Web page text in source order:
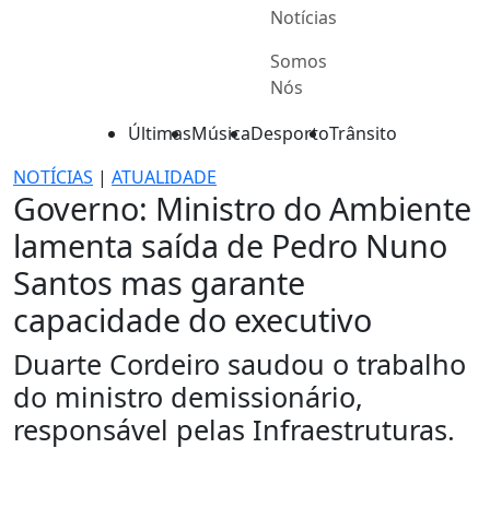
Notícias
Somos
Nós
ÚltimasMúsicaDesportoTrânsito
NOTÍCIAS | ATUALIDADE
Governo: Ministro do Ambiente
lamenta saída de Pedro Nuno
Santos mas garante
capacidade do executivo
Duarte Cordeiro saudou o trabalho
do ministro demissionário,
responsável pelas Infraestruturas.